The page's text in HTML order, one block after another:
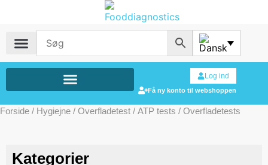
Log ind
Få ny konto til webshoppen
Forside / Hygiejne / Overfladetest / ATP tests / Overfladetests
Kategorier